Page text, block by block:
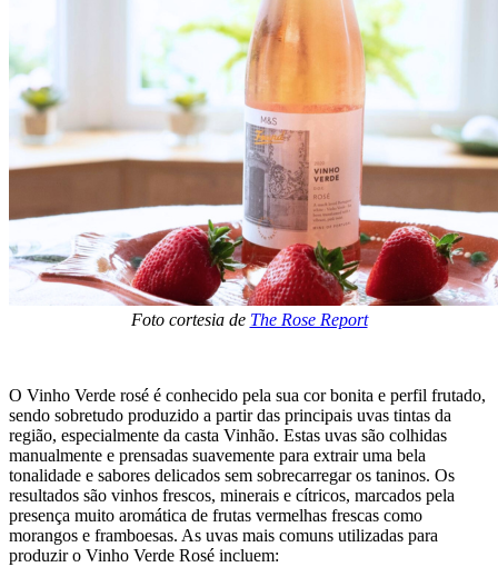
Foto cortesia de The Rose Report
O Vinho Verde rosé é conhecido pela sua cor bonita e perfil frutado,
sendo sobretudo produzido a partir das principais uvas tintas da
região, especialmente da casta Vinhão. Estas uvas são colhidas
manualmente e prensadas suavemente para extrair uma bela
tonalidade e sabores delicados sem sobrecarregar os taninos. Os
resultados são vinhos frescos, minerais e cítricos, marcados pela
presença muito aromática de frutas vermelhas frescas como
morangos e framboesas. As uvas mais comuns utilizadas para
produzir o Vinho Verde Rosé incluem: